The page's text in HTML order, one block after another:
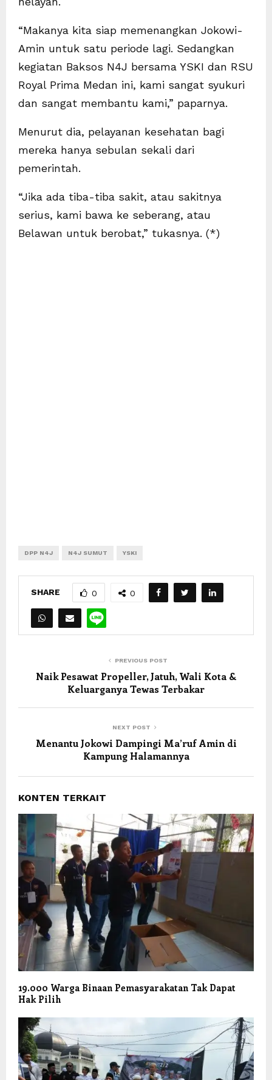
“Makanya kita siap memenangkan Jokowi-
Amin untuk satu periode lagi. Sedangkan
kegiatan Baksos N4J bersama YSKI dan RSU
Royal Prima Medan ini, kami sangat syukuri
dan sangat membantu kami,” paparnya.
Menurut dia, pelayanan kesehatan bagi
mereka hanya sebulan sekali dari
pemerintah.
“Jika ada tiba-tiba sakit, atau sakitnya
serius, kami bawa ke seberang, atau
Belawan untuk berobat,” tukasnya. (*)
DPP N4J N4J SUMUT YSKI
SHARE 0 0
PREVIOUS POST
Naik Pesawat Propeller, Jatuh, Wali Kota &
Keluarganya Tewas Terbakar
NEXT POST
Menantu Jokowi Dampingi Ma’ruf Amin di
Kampung Halamannya
KONTEN TERKAIT
19.000 Warga Binaan Pemasyarakatan Tak Dapat
Hak Pilih